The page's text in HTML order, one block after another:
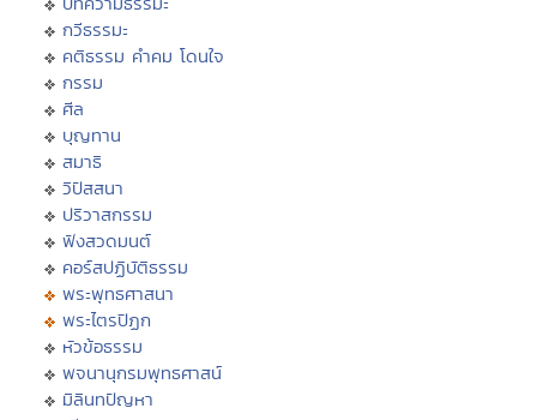
กวีธรรมะ
คติธรรม คำคม โดนใจ
กรรม
ศีล
บุญทาน
สมาธิ
วิปัสสนา
ปริวาสกรรม
ฟังสวดมนต์
คอร์สปฏิบัติธรรม
พระพุทธศาสนา
พระไตรปิฏก
หัวข้อธรรม
พจนานุกรมพุทธศาสน์
มิลินทปัญหา